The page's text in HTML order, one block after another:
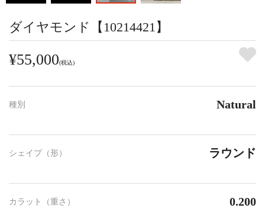
ダイヤモンド【10214421】
¥55,000(税込)
種別 Natural
シェイプ（形） ラウンド
カラット（重さ） 0.200